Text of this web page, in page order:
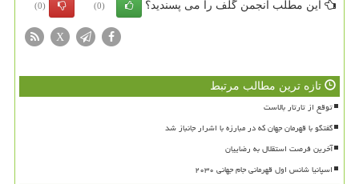
این مطلب انجمن گلف را می پسندید؟ (0)
(0)
X
تازه ترین مطالب مرتبط
توقع از تارتار بالاست
گفتگو با قهرمان جهان که در مبارزه با اشرار جانباز شد
آخرین فرصت استقلال به رضاییان
اسپانیا شانس اول قهرمانی جام جهانی ۲۰۳۰